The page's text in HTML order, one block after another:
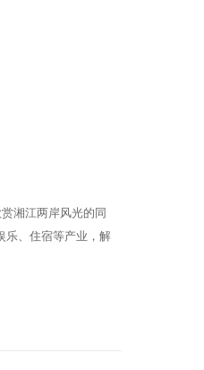
湘江两岸风光的同
乐、住宿等产业，解